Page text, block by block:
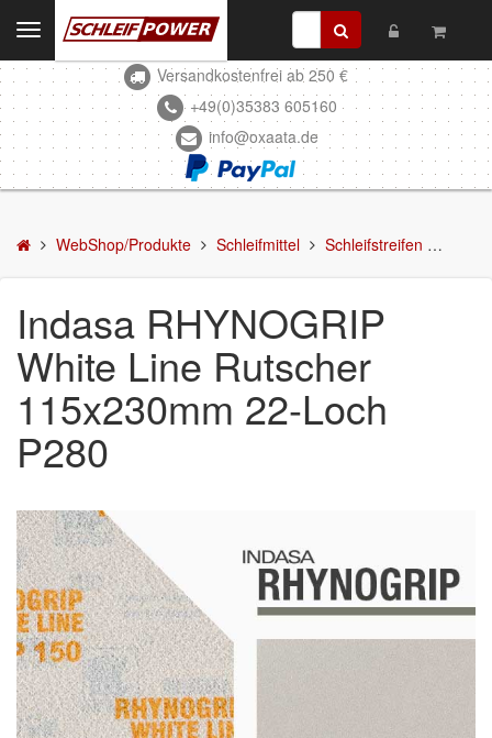
Kontakt
WebShop/Produkte
Schleifmittel
Schleifscheiben
DELTA-Schleifscheiben
Schleifstreifen
Schleifmittel in Rollen
Schleifbogen
Schleifvlies
Schleif-Handpads
Zubehör/Hilfsmittel
Kleben & Beschichten
Abdecken
Spachteln
Toggle
navigation Versandkostenfrei ab 250 €
+49(0)35383 605160
info@oxaata.de
WebShop/Produkte Schleifmittel Schleifstreifen
Indasa RHYNOGRIP
White Line Rutscher
115x230mm 22-Loch
P280